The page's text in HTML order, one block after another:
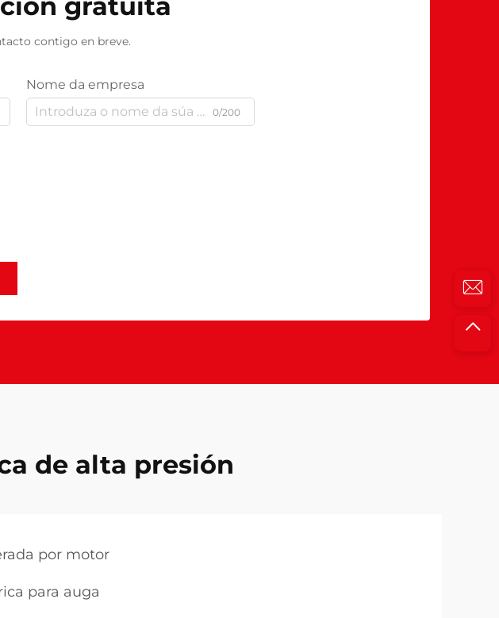
contigo en breve.
Nome da empresa
0/200
de alta presión
por motor
para auga